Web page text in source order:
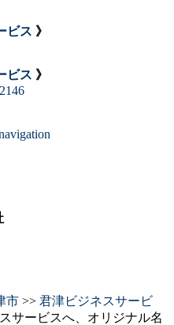
ビス 》
ビス 》
市 >> 君津ビジネスサービ
サービスへ、オリジナル名